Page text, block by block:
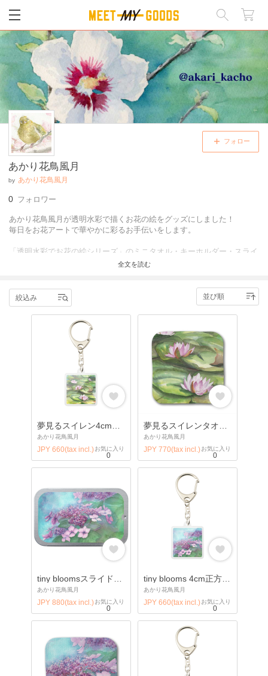
閉じる
あかり花鳥風月
by あかり花鳥風月
0 フォロワー
フォロー
あかり花鳥風月が透明水彩で描くお花の絵をグッズにしました！
毎日をお花アートで華やかに彩るお手伝いをします。
「透明水彩でお花の絵シリーズ」のミニタオル・キーホルダー・スライ
ドケースなどを販売しています。
営は、MEET-MY-GOODSが行います。
在庫が切れている場合は、しばらくして、またチェックしてみてくださ
よろしくお願いいたします。
Making goods with beautiful watercolor flowers painting by Akari-Kachof
If you are customers from abroad, please look at this page whether you
▶ https://meetmygoods.com/manual/?p=758
全文を読む
絞込み
夢見るスイレン4cm正方形キーホルダー
あかり花鳥風月
JPY 660(tax incl.)
0
お気に入り
夢見るスイレンタオルハンカチ
あかり花鳥風月
JPY 770(tax incl.)
0
お気に入り
tiny bloomsスライドケース
あかり花鳥風月
JPY 880(tax incl.)
0
お気に入り
tiny blooms 4cm正方形キーホルダー
あかり花鳥風月
JPY 660(tax incl.)
0
お気に入り